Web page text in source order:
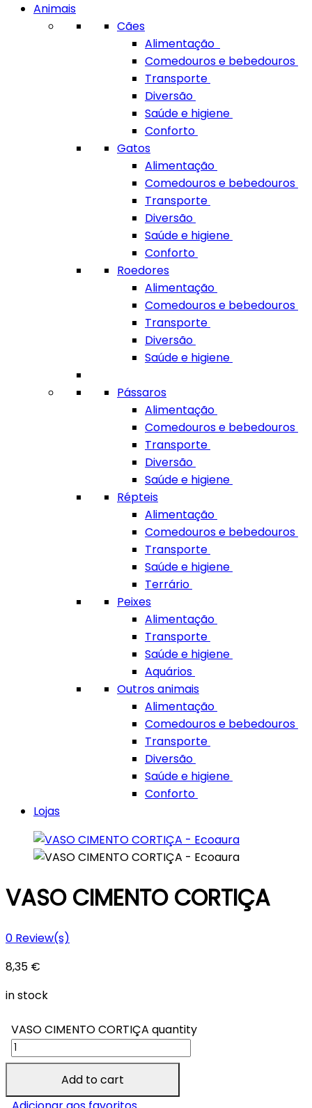
Animais
Cães
Alimentação
Comedouros e bebedouros
Transporte
Diversão
Saúde e higiene
Conforto
Gatos
Alimentação
Comedouros e bebedouros
Transporte
Diversão
Saúde e higiene
Conforto
Roedores
Alimentação
Comedouros e bebedouros
Transporte
Diversão
Saúde e higiene
Pássaros
Alimentação
Comedouros e bebedouros
Transporte
Diversão
Saúde e higiene
Répteis
Alimentação
Comedouros e bebedouros
Transporte
Saúde e higiene
Terrário
Peixes
Alimentação
Transporte
Saúde e higiene
Aquários
Outros animais
Alimentação
Comedouros e bebedouros
Transporte
Diversão
Saúde e higiene
Conforto
Lojas
VASO CIMENTO CORTIÇA
0 Review(s)
8,35 €
in stock
VASO CIMENTO CORTIÇA quantity
Add to cart